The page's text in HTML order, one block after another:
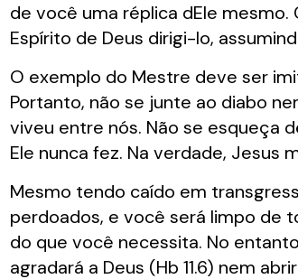
de você uma réplica dEle
Espírito de Deus dirigi-lo,
O exemplo do Mestre deve ser
Portanto, não se junte ao diabo
viveu entre nós. Não se esqueça
Ele nunca fez. Na verdade, Jesus
Mesmo tendo caído em
perdoados, e você será limpo de
do que você necessita. No
agradará a Deus (Hb 11.6) nem